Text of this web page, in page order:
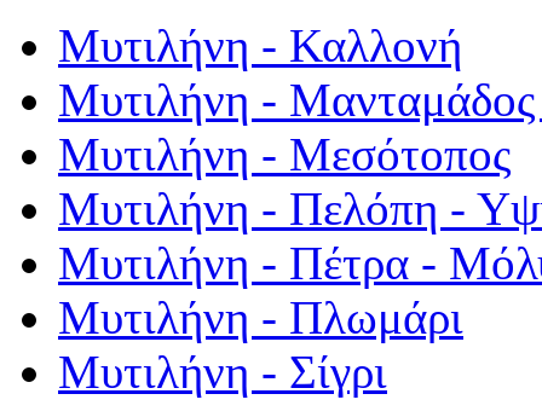
Μυτιλήνη - Καλλονή
Μυτιλήνη - Μανταμάδος
Μυτιλήνη - Μεσότοπος
Μυτιλήνη - Πελόπη -
Μυτιλήνη - Πέτρα -
Μυτιλήνη - Πλωμάρι
Μυτιλήνη - Σίγρι